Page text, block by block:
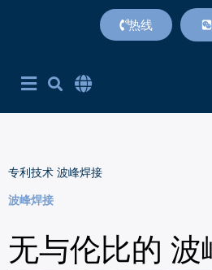
热线
专利技术 波峰焊接
波峰焊接
无与伦比的 波